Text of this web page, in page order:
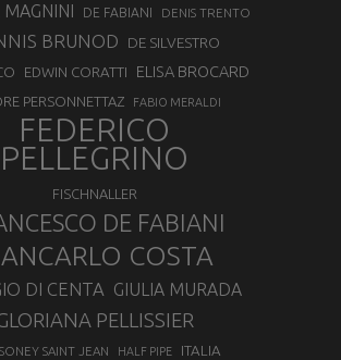
MAGNINI DE FABIANI DENIS TRENTO
BRUNOD DE SILVESTRO
EDWIN CORATTI ELISA BROCARD
PERSONNETTAZ FABIO MERALDI
FEDERICO
PELLEGRINO
FISCHNALLER
DE FABIANI
COSTA
DI CENTA GIULIA MURADA
PELLISSIER
SAINT JEAN HALF PIPE ITALIA